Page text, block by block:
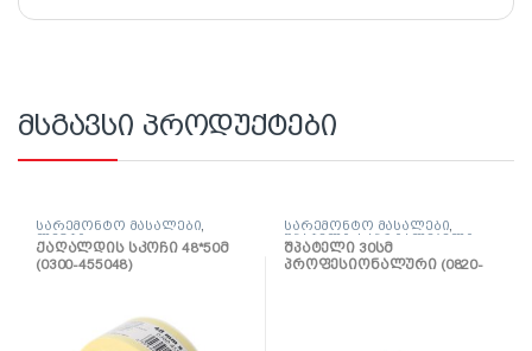
მსგავსი პროდუქტები
სარემონტო მასალები
ლენტი
ქაღალდის სკოჩი 48*50მ
(0300-455048)
სარემონტო მასალები
შპატელი, საპრიალებელი,
ქაფჩა
შპატელი 30სმ
პროფესიონალური (0820-